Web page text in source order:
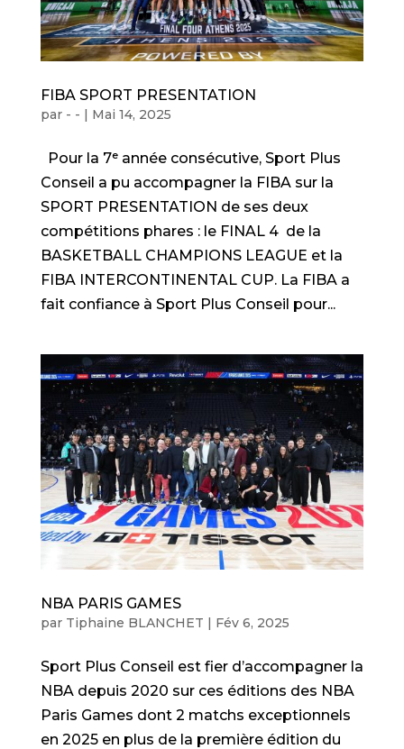
FIBA SPORT PRESENTATION
par - - | Mai 14, 2025
Pour la 7ᵉ année consécutive, Sport Plus
Conseil a pu accompagner la FIBA sur la
SPORT PRESENTATION de ses deux
compétitions phares : le FINAL 4 de la
BASKETBALL CHAMPIONS LEAGUE et la
FIBA INTERCONTINENTAL CUP. La FIBA a
fait confiance à Sport Plus Conseil pour...
NBA PARIS GAMES
par Tiphaine BLANCHET | Fév 6, 2025
Sport Plus Conseil est fier d’accompagner la
NBA depuis 2020 sur ces éditions des NBA
Paris Games dont 2 matchs exceptionnels
en 2025 en plus de la première édition du